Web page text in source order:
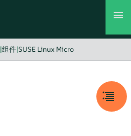
|组件|SUSE Linux Micro